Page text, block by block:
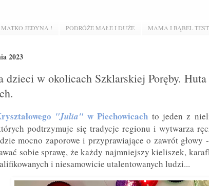
JEDYNA ! PODRÓŻE MAŁE I DUŻE MAMA I BĄBEL
2023
dzieci w okolicach Szklarskiej Poręby. Huta
"Julia" w Piechowicach to jeden z
podtrzymuje się tradycje regionu i wytwarza
mocno zaporowe i przyprawiające o zawrót
sobie sprawę, że każdy najmniejszy kieliszek,
i niesamowicie utalentowanych ludzi...